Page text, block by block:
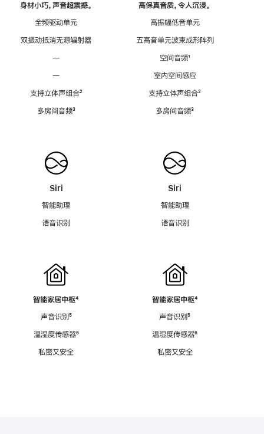
身材小巧，声音超震撼。
全频驱动单元
双振动抵消无源辐射器
—
—
支持立体声组合脚
²
多房间音频脚
³
Siri
智能助理
语音识别
智能家居中枢脚
⁴
声音识别脚
⁵
温湿度传感器脚
⁶
私密又安全
高保真音质，令人沉浸。
高振幅低音单元
五高音单元波束成形阵列
空间音频脚
¹
室内空间感应
支持立体声组合脚
²
多房间音频脚
³
Siri
智能助理
语音识别
智能家居中枢脚
⁴
声音识别脚
⁵
温湿度传感器脚
⁶
私密又安全